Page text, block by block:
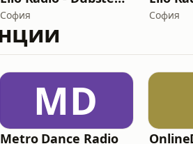
София София
MD
Metro Dance Radio